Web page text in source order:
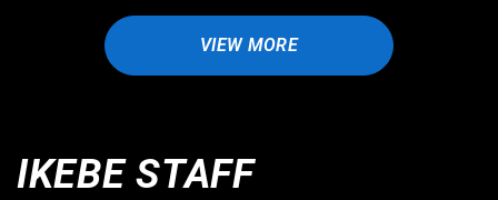
VIEW MORE
IKEBE STAFF